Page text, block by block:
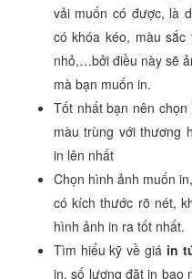
vải muốn có được, là
có khóa kéo, màu
nhỏ,…bởi điều này sẽ
mà bạn muốn in.
Tốt nhất bạn nên
màu trùng với thương
in lên nhất
Chọn hình ảnh muốn
có kích thước rõ nét,
hình ảnh in ra tốt nhất.
Tìm hiểu kỹ về giáin
in, số lượng đặt in bao